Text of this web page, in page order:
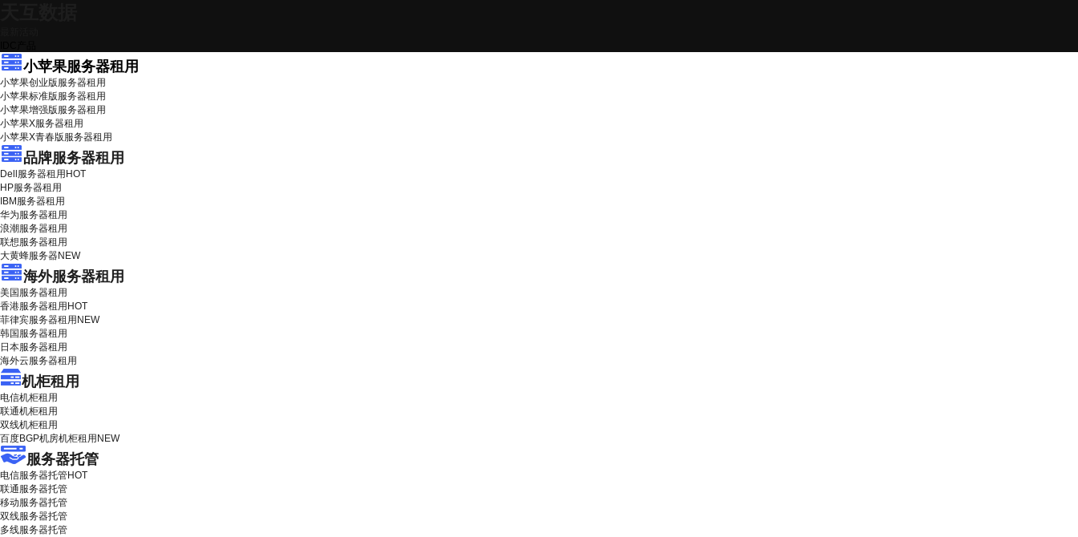
小苹果服务器租用
小苹果创业版服务器租用
小苹果标准版服务器租用
小苹果增强版服务器租用
小苹果X服务器租用
小苹果X青春版服务器租用
品牌服务器租用
Dell服务器租用 HOT
HP服务器租用
IBM服务器租用
华为服务器租用
浪潮服务器租用
联想服务器租用
大黄蜂服务器NEW
海外服务器租用
美国服务器租用
香港服务器租用 HOT
菲律宾服务器租用 NEW
韩国服务器租用
日本服务器租用
海外云服务器租用
机柜租用
电信机柜租用
联通机柜租用
双线机柜租用
百度BGP机房机柜租用 NEW
服务器托管
电信服务器托管HOT
联通服务器托管
移动服务器托管
双线服务器托管
多线服务器托管